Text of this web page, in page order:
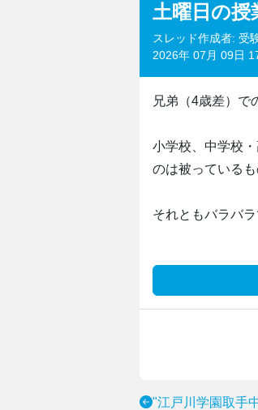
土曜日の授
スレッド作成者: 受
2026年 07月 09日
兄弟（4歳差）で
小学校、中学校
のは被っているも
それともバラバラ
"江戸川学園取手